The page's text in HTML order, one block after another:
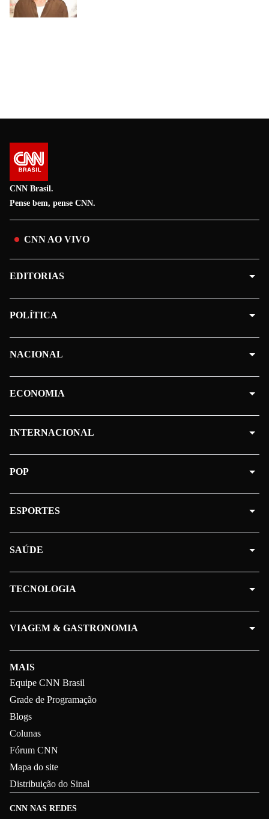
CNN Brasil.
Pense bem, pense CNN.
CNN AO VIVO
CNN NAS REDES
MAIS
Equipe CNN Brasil
Grade de Programação
Blogs
Colunas
Fórum CNN
Mapa do site
Distribuição do Sinal
EDITORIAS
POLÍTICA
NACIONAL
ECONOMIA
INTERNACIONAL
POP
ESPORTES
SAÚDE
TECNOLOGIA
VIAGEM & GASTRONOMIA